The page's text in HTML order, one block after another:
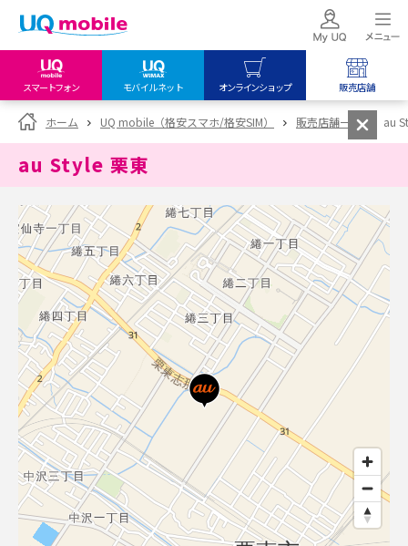
スマートフォン モバイルネット オンラインショップ 販売店舗
my UQ WiMAX
UQ WiMAX ご契約の方
My UQ mobile
UQ mobile
データチャージサイト
UQ mobile
オンラインショップ
UQ WiMAX
UQ mobile
販売店舗
UQ WiMAX
ホーム UQ mobile（格安スマホ/格安SIM） 販売店舗一覧 au
au Style 栗東